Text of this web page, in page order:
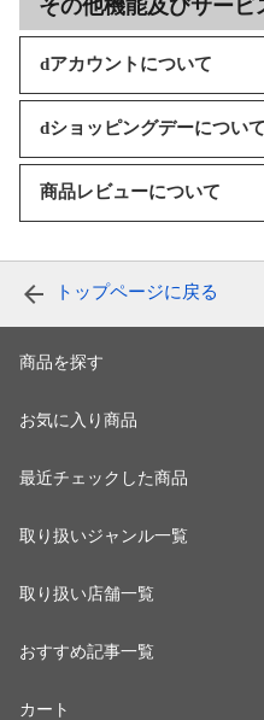
その他機能及びサービ
dアカウントについて
dショッピングデーについて
商品レビューについて
トップページに戻る
商品を探す
お気に入り商品
最近チェックした商品
取り扱いジャンル一覧
取り扱い店舗一覧
おすすめ記事一覧
カート